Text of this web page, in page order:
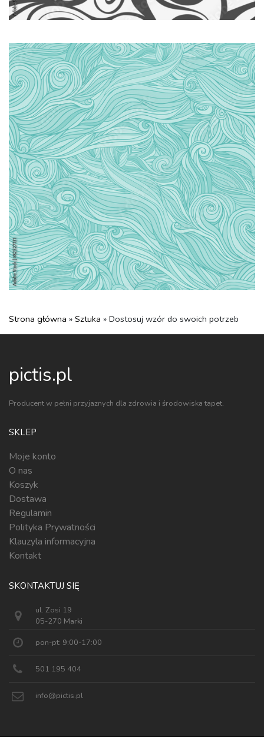
Strona główna » Sztuka » Dostosuj wzór do swoich potrzeb
pictis.pl
Producent w pełni przyjaznych dla zdrowia i środowiska tapet.
SKLEP
Moje konto
O nas
Koszyk
Dostawa
Regulamin
Polityka Prywatności
Klauzyla informacyjna
Kontakt
SKONTAKTUJ SIĘ
ul. Zosi 19
05-270 Marki
pon-pt: 9:00-17:00
501 195 404
info@pictis.pl